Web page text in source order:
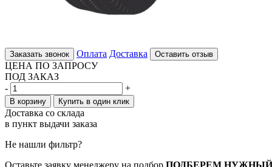
Заказать звонок Оплата Доставка Оставить отзыв
ЦЕНА ПО ЗАПРОСУ
ПОД ЗАКАЗ
-
+
В корзину Купить в один клик
Доставка со склада
в пункт выдачи заказа
Не нашли фильтр?
Оставьте заявку менеджеру на подбор ПОДБЕРЕМ